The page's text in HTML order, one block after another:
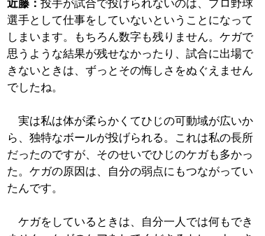
近藤： 投手が試合で投げられないのは、プロ野球
選手として仕事をしていないということになって
しまいます。もちろん数字も残りません。ケガで
思うような結果が残せなかったり、試合に出場で
きないときは、ずっとその悔しさをぬぐえません
でしたね。
実は私は体が柔らかくてひじの可動域が広いか
ら、独特なボールが投げられる。これは私の長所
だったのですが、そのせいでひじのケガも多かっ
た。ケガの原因は、自分の弱点にもつながってい
たんです。
ケガをしているときは、自分一人では何もでき